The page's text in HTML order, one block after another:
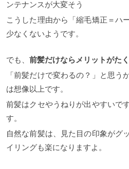
ンテナンスが大変そう
こうした理由から「縮毛矯正＝ハ
少なくないようです。
でも、 前髪だけならメリットがたく
「前髪だけで変わるの？」と思う
は想像以上です。
前髪はクセやうねりが出やすいで
す。
自然な前髪は、見た目の印象がグ
イリングも楽になりますよ。